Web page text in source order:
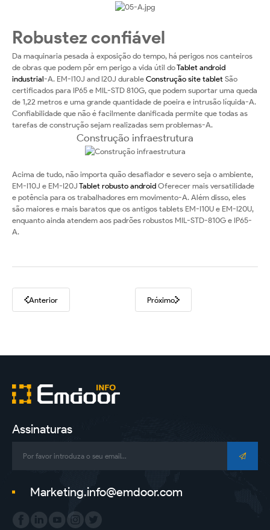
Robustez confiável
Da maquinaria pesada à exposição do tempo, há perigos nos canteiros
de obras que podem pôr em perigo a vida útil doTablet android
industrial-A. EM-I10J and I20J durable Construção site tablet São
certificados para IP65 e MIL-STD 810G, que podem suportar uma queda
de 1,22 metros e uma grande quantidade de poeira e intrusão líquida-A.
Confiabilidade que não é facilmente danificada permite que todas as
tarefas de construção sejam realizadas sem problemas-A.
Construção infraestrutura
Acima de tudo, não importa quão desafiador e severo seja o ambiente,
EM-I10J e EM-I20J Tablet robusto android Oferecer mais versatilidade
e potência para os trabalhadores em movimento-A. Além disso, eles
são maiores e mais baratos que os antigos tablets EM-I10U e EM-I20U,
enquanto ainda atendem aos padrões robustos MIL-STD-810G e IP65-
A.
Anterior Próximo
Assinaturas
Marketing.info@emdoor.com